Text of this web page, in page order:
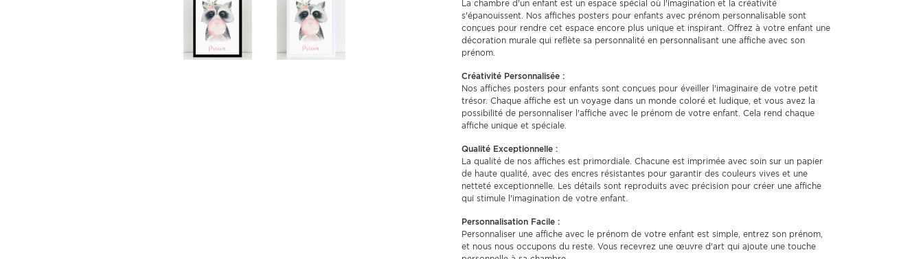
La chambre d'un enfant est un espace spécial où l'imagination et la créativité
s'épanouissent. Nos affiches posters pour enfants avec prénom personnalisable sont
conçues pour rendre cet espace encore plus unique et inspirant. Offrez à votre enfant une
décoration murale qui reflète sa personnalité en personnalisant une affiche avec son
prénom.
Créativité Personnalisée :
Nos affiches posters pour enfants sont conçues pour éveiller l'imaginaire de votre petit
trésor. Chaque affiche est un voyage dans un monde coloré et ludique, et vous avez la
possibilité de personnaliser l'affiche avec le prénom de votre enfant. Cela rend chaque
affiche unique et spéciale.
Qualité Exceptionnelle :
La qualité de nos affiches est primordiale. Chacune est imprimée avec soin sur un papier
de haute qualité, avec des encres résistantes pour garantir des couleurs vives et une
netteté exceptionnelle. Les détails sont reproduits avec précision pour créer une affiche
qui stimule l'imagination de votre enfant.
Personnalisation Facile :
Personnaliser une affiche avec le prénom de votre enfant est simple, entrez son prénom,
et nous nous occupons du reste. Vous recevrez une œuvre d'art qui ajoute une touche